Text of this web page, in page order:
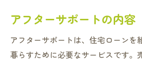
アフターサポートの内容
アフターサポートは、住宅ローンを
暮らすために必要なサービスです。